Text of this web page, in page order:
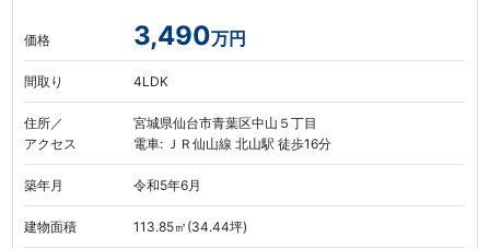
価格 3,490万円
間取り 4LDK
住所／
アクセス
宮城県仙台市青葉区中山５丁目
電車: ＪＲ仙山線 北山駅 徒歩16分
築年月 令和5年6月
建物面積 113.85㎡(34.44坪)